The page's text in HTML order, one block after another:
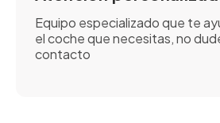
Equipo especializado que te
el coche que necesitas, no
contacto